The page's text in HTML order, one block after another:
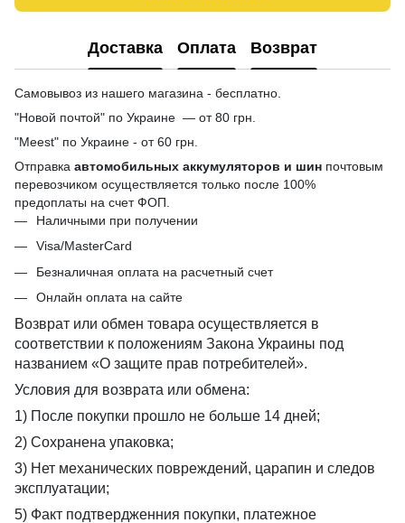
Доставка Оплата Возврат
Самовывоз из нашего магазина - бесплатно.
"Новой почтой" по Украине — от 80 грн.
"Meest" по Украине - от 60 грн.
Отправка автомобильных аккумуляторов и шин почтовым
перевозчиком осуществляется только после 100%
предоплаты на счет ФОП.
Наличными при получении
Visa/MasterCard
Безналичная оплата на расчетный счет
Онлайн оплата на сайте
Возврат или обмен товара осуществляется в
соответствии к положениям Закона Украины под
названием «О защите прав потребителей».
Условия для возврата или обмена:
1) После покупки прошло не больше 14 дней;
2) Сохранена упаковка;
3) Нет механических повреждений, царапин и следов
эксплуатации;
5) Факт подтвердженния покупки, платежное